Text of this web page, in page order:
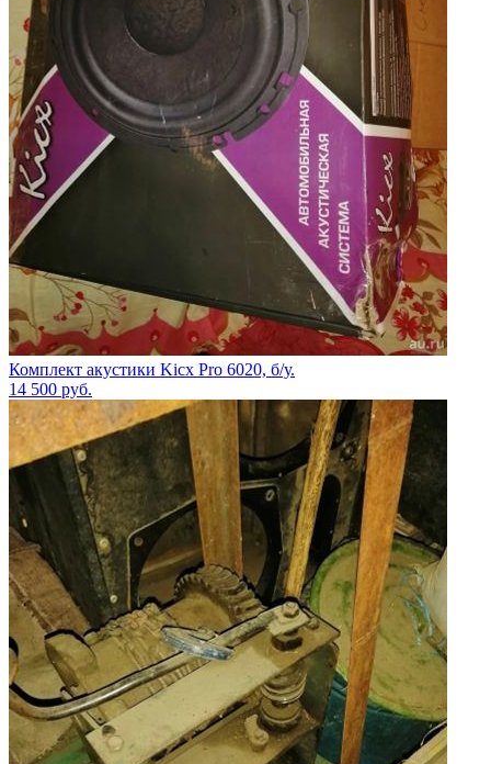
Комплект акустики Kicx Pro 6020, б/у.
14 500 руб.